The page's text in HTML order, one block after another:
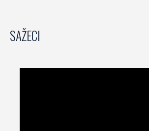
SAŽECI